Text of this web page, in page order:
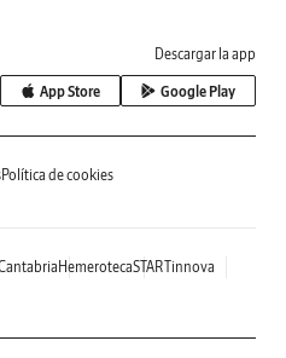
Descargar la app
App Store Google Play
Política de cookies
HemerotecaSTARTinnova